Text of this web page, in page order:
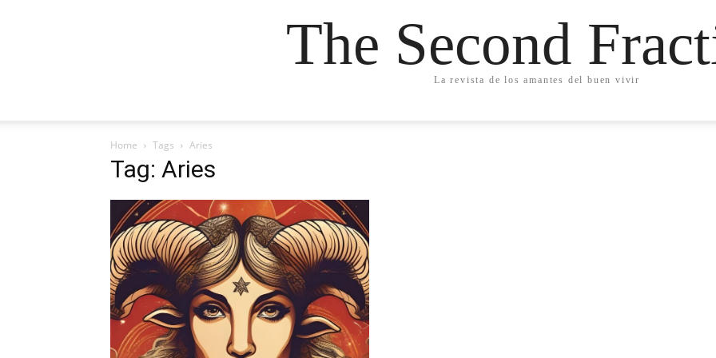
The Second
La revista de los amantes del buen vivir
Home Tags Aries
Tag: Aries